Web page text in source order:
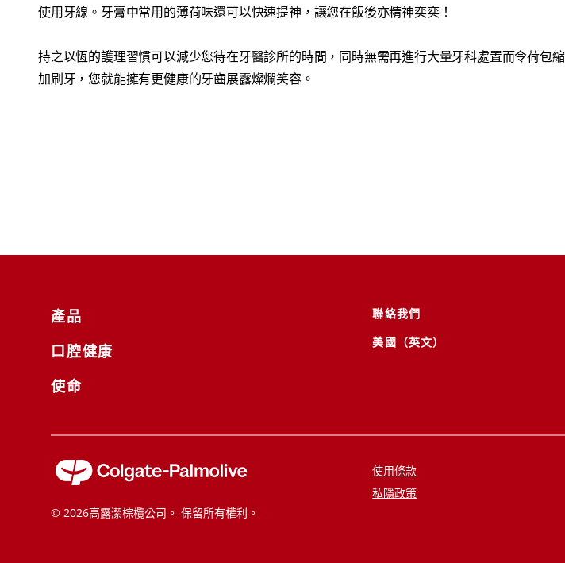
使用牙線。牙膏中常用的薄荷味還可以快速提神，讓您在飯後亦精神奕奕！
持之以恆的護理習慣可以減少您待在牙醫診所的時間，同時無需再進行大量牙科處置而令荷包
加刷牙，您就能擁有更健康的牙齒展露燦爛笑容。
產品
口腔健康
使命
聯絡我們
美國（英文）
© 2026高露潔棕欖公司。 保留所有權利。
使用條款
私隱政策